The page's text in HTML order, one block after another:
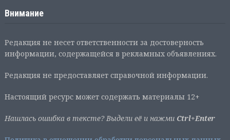
Внимание
Редакция не несет ответственности за достоверность
информации, содержащейся в рекламных объявлениях.
Редакция не предоставляет справочной информации.
Настоящий ресурс может содержать материалы 12+
Нашлась ошибка в тексте? Выдели её и нажми Ctrl+Enter